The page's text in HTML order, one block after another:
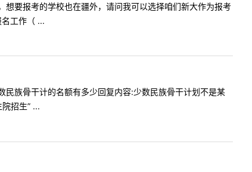
要报考的学校也在疆外，请问我可以选择咱们新大作为报考
工作（ ...
族骨干计的名额有多少回复内容:少数民族骨干计划不是某
招生” ...